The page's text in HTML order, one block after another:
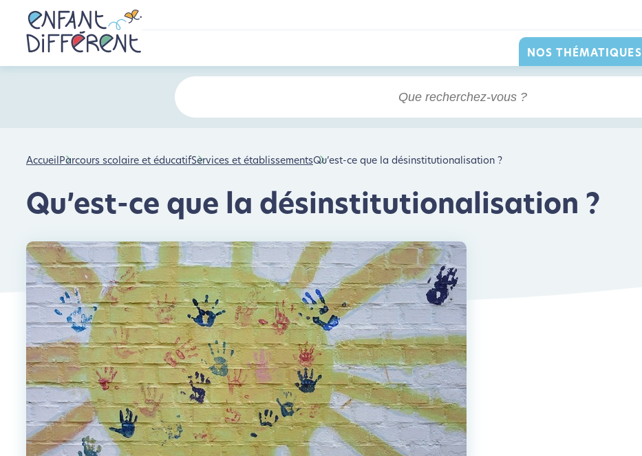
NOS THÉMATIQUES
AccueilParcours scolaire et éducatifServices et établissementsQu’est-ce que la désinstitutionalisation ?
Qu’est-ce que la désinstitutionalisation ?